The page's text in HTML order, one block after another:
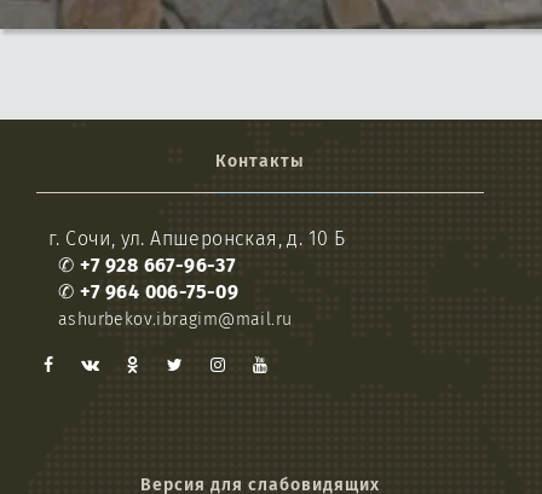
Контакты
г. Сочи, ул. Апшеронская, д. 10 Б
✆ +7 928 667-96-37
✆ +7 964 006-75-09
ashurbekov.ibragim@mail.ru
Версия для слабовидящих